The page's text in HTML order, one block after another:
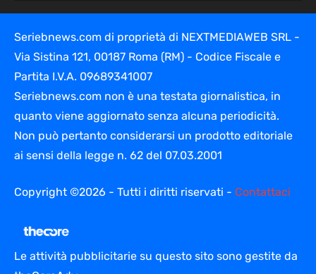
Seriebnews.com di proprietà di NEXTMEDIAWEB SRL -
Via Sistina 121, 00187 Roma (RM) - Codice Fiscale e
Partita I.V.A. 09689341007
Seriebnews.com non è una testata giornalistica, in
quanto viene aggiornato senza alcuna periodicità.
Non può pertanto considerarsi un prodotto editoriale
ai sensi della legge n. 62 del 07.03.2001
Copyright ©2026 - Tutti i diritti riservati - Contattaci
Le attività pubblicitarie su questo sito sono gestite da